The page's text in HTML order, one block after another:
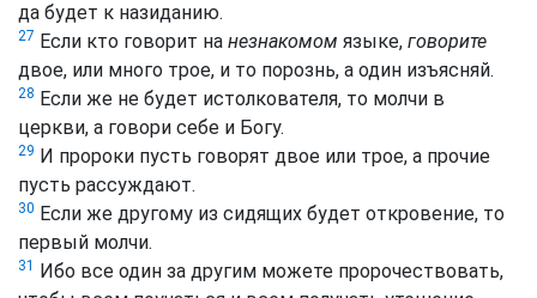
да будет к назиданию.
27 Если кто говорит на незнакомом языке, говорите
двое, или много трое, и то порознь, а один изъясняй.
28 Если же не будет истолкователя, то молчи в
церкви, а говори себе и Богу.
29 И пророки пусть говорят двое или трое, а прочие
пусть рассуждают.
30 Если же другому из сидящих будет откровение, то
первый молчи.
31
Ибо все один за другим можете пророчествовать,